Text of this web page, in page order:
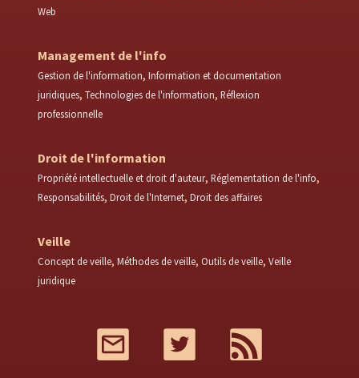
Web
Management de l'info
Gestion de l'information Information et documentation
juridiques Technologies de l'information Réflexion
professionnelle
Droit de l'information
Propriété intellectuelle et droit d'auteur Réglementation de l'info
Responsabilités Droit de l'Internet Droit des affaires
Veille
Concept de veille Méthodes de veille Outils de veille Veille
juridique
Twitter